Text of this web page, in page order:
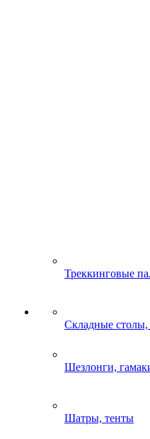
Треккинговые
Складные столы,
Шезлонги,
Шатры, тенты